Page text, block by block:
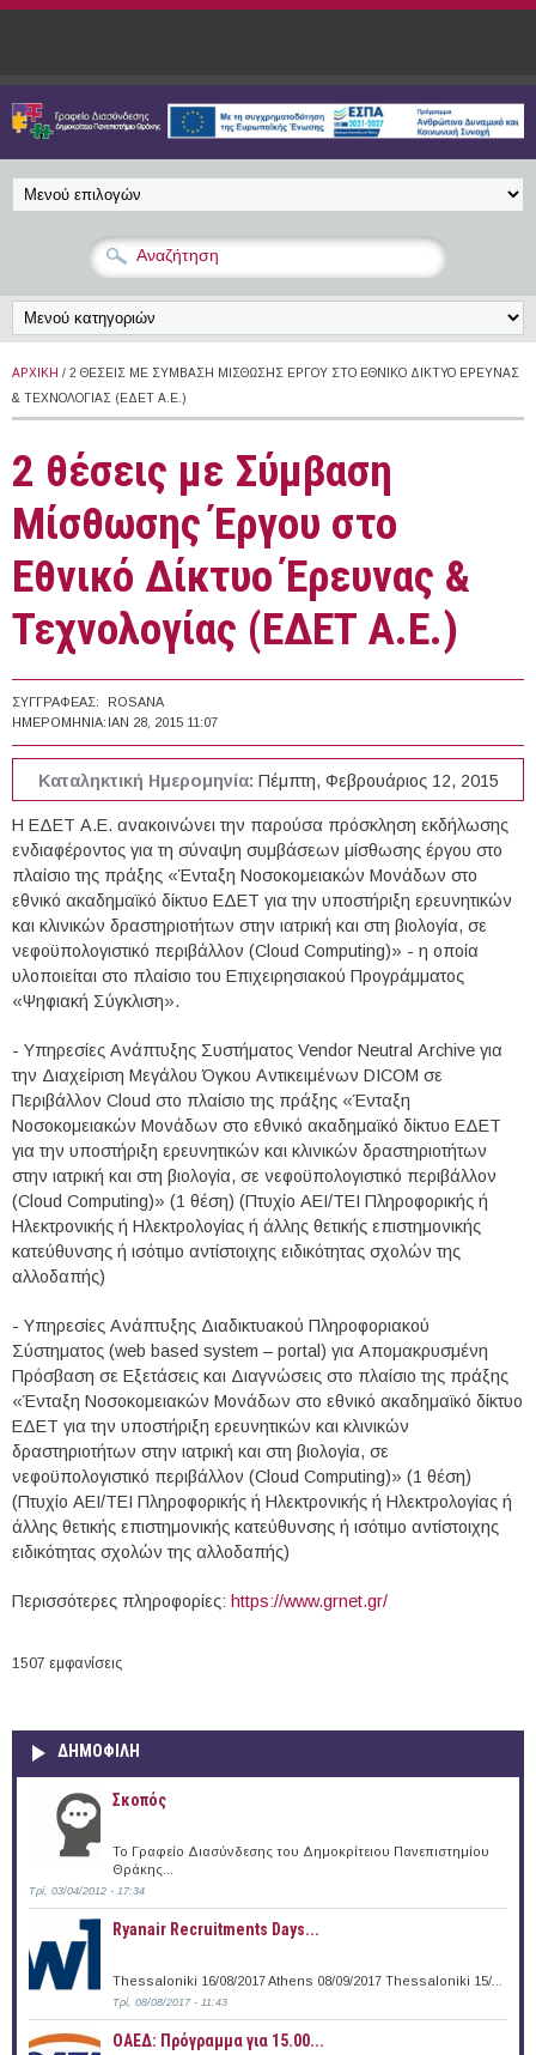
Παράκαμψη προς το κυρίως περιεχόμενο
ΑΡΧΙΚΉ / 2 ΘΈΣΕΙΣ ΜΕ ΣΎΜΒΑΣΗ ΜΊΣΘΩΣΗΣ ΈΡΓΟΥ ΣΤΟ ΕΘΝΙΚΌ ΔΊΚΤΥΟ ΈΡΕΥΝΑΣ
& ΤΕΧΝΟΛΟΓΊΑΣ (ΕΔΕΤ Α.Ε.)
2 θέσεις με Σύμβαση
Μίσθωσης Έργου στο
Εθνικό Δίκτυο Έρευνας &
Τεχνολογίας (ΕΔΕΤ Α.Ε.)
ΣΥΓΓΡΑΦΈΑΣ:
ROSANA
ΗΜΕΡΟΜΗΝΊΑ: ΙΑΝ 28, 2015 11:07
Καταληκτική Ημερομηνία: Πέμπτη, Φεβρουάριος 12, 2015
Η ΕΔΕΤ Α.Ε. ανακοινώνει την παρούσα πρόσκληση εκδήλωσης
ενδιαφέροντος για τη σύναψη συμβάσεων μίσθωσης έργου στο
πλαίσιο της πράξης «Ένταξη Νοσοκομειακών Μονάδων στο
εθνικό ακαδημαϊκό δίκτυο ΕΔΕΤ για την υποστήριξη ερευνητικών
και κλινικών δραστηριοτήτων στην ιατρική και στη βιολογία, σε
νεφoϋπολογιστικό περιβάλλον (Cloud Computing)» - η οποία
υλοποιείται στο πλαίσιο του Επιχειρησιακού Προγράμματος
«Ψηφιακή Σύγκλιση».
- Υπηρεσίες Ανάπτυξης Συστήματος Vendor Neutral Αrchive για
την Διαχείριση Μεγάλου Όγκου Αντικειμένων DICOM σε
Περιβάλλον Cloud στο πλαίσιο της πράξης «Ένταξη
Νοσοκομειακών Μονάδων στο εθνικό ακαδημαϊκό δίκτυο ΕΔΕΤ
για την υποστήριξη ερευνητικών και κλινικών δραστηριοτήτων
στην ιατρική και στη βιολογία, σε νεφoϋπολογιστικό περιβάλλον
(Cloud Computing)» (1 θέση) (Πτυχίο ΑΕΙ/ΤΕΙ Πληροφορικής ή
Ηλεκτρονικής ή Ηλεκτρολογίας ή άλλης θετικής επιστημονικής
κατεύθυνσης ή ισότιμο αντίστοιχης ειδικότητας σχολών της
αλλοδαπής)
- Υπηρεσίες Ανάπτυξης Διαδικτυακού Πληροφοριακού
Σύστηματος (web based system – portal) για Απομακρυσμένη
Πρόσβαση σε Εξετάσεις και Διαγνώσεις στο πλαίσιο της πράξης
«Ένταξη Νοσοκομειακών Μονάδων στο εθνικό ακαδημαϊκό δίκτυο
ΕΔΕΤ για την υποστήριξη ερευνητικών και κλινικών
δραστηριοτήτων στην ιατρική και στη βιολογία, σε
νεφoϋπολογιστικό περιβάλλον (Cloud Computing)» (1 θέση)
(Πτυχίο ΑΕΙ/ΤΕΙ Πληροφορικής ή Ηλεκτρονικής ή Ηλεκτρολογίας ή
άλλης θετικής επιστημονικής κατεύθυνσης ή ισότιμο αντίστοιχης
ειδικότητας σχολών της αλλοδαπής)
Περισσότερες πληροφορίες: https://www.grnet.gr/
1507 εμφανίσεις
ΔΗΜΟΦΙΛΗ
Σκοπός
Το Γραφείο Διασύνδεσης του Δημοκρίτειου Πανεπιστημίου
Θράκης...
Τρί, 03/04/2012 - 17:34
Ryanair Recruitments Days...
Thessaloniki 16/08/2017 Athens 08/09/2017 Thessaloniki 15/...
Τρί, 08/08/2017 - 11:43
ΟΑΕΔ: Πρόγραμμα για 15.00...